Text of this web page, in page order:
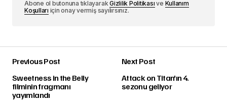
Abone ol butonuna tıklayarakGizlilik Politikası ve Kullanım
Koşulları için onay vermiş sayılırsınız.
Previous Post
Sweetness in the Belly
filminin fragmanı
yayımlandı
Next Post
Attack on Titan'ın 4.
sezonu geliyor